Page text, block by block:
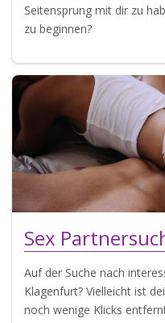
Seitensprung mit dir zu
zu beginnen?
Sex
Auf der Suche nach
Klagenfurt? Vielleicht ist
noch wenige Klicks